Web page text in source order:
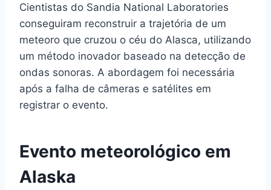
Cientistas do Sandia National Laboratories
conseguiram reconstruir a trajetória de um
meteoro que cruzou o céu do Alasca, utilizando
um método inovador baseado na detecção de
ondas sonoras. A abordagem foi necessária
após a falha de câmeras e satélites em
registrar o evento.
Evento meteorológico em
Alaska